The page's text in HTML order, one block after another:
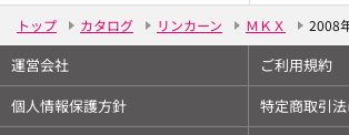
トップ カタログ リンカーン ＭＫＸ 2008
運営会社
ご利用規約
個人情報保護方針
特定商取引